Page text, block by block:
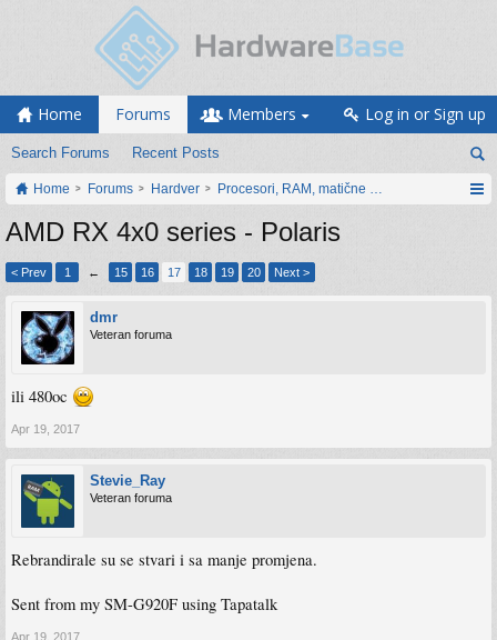
Home Forums
Search Forums Recent Posts
Members Log in or Sign up
Home Forums Hardver Procesori, RAM, matične ploče i grafičke
AMD RX 4x0 series - Polaris
< Prev 1 ← 15 16 17 18 19 20 Next >
dmr
Veteran foruma
ili 480oc
Apr 19, 2017
Stevie_Ray
Veteran foruma
Rebrandirale su se stvari i sa manje promjena.
Sent from my SM-G920F using Tapatalk
Apr 19, 2017